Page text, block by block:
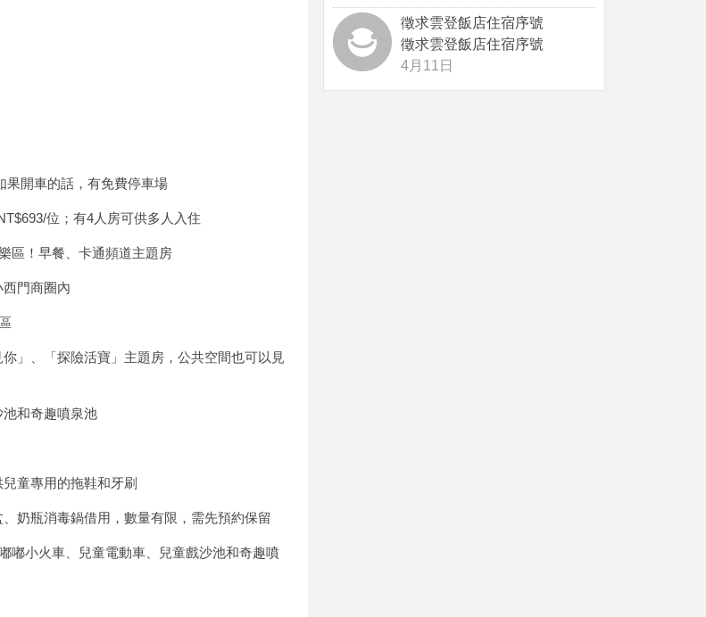
果開車的話，有免費停車場
位；有4人房可供多人入住
區！早餐、卡通頻道主題房
門商圈內
」、「探險活寶」主題房，公共空間也可以見
和奇趣噴泉池
童專用的拖鞋和牙刷
奶瓶消毒鍋借用，數量有限，需先預約保留
嘟小火車、兒童電動車、兒童戲沙池和奇趣噴
徵求雲登飯店住宿序號
徵求雲登飯店住宿序號
4月11日